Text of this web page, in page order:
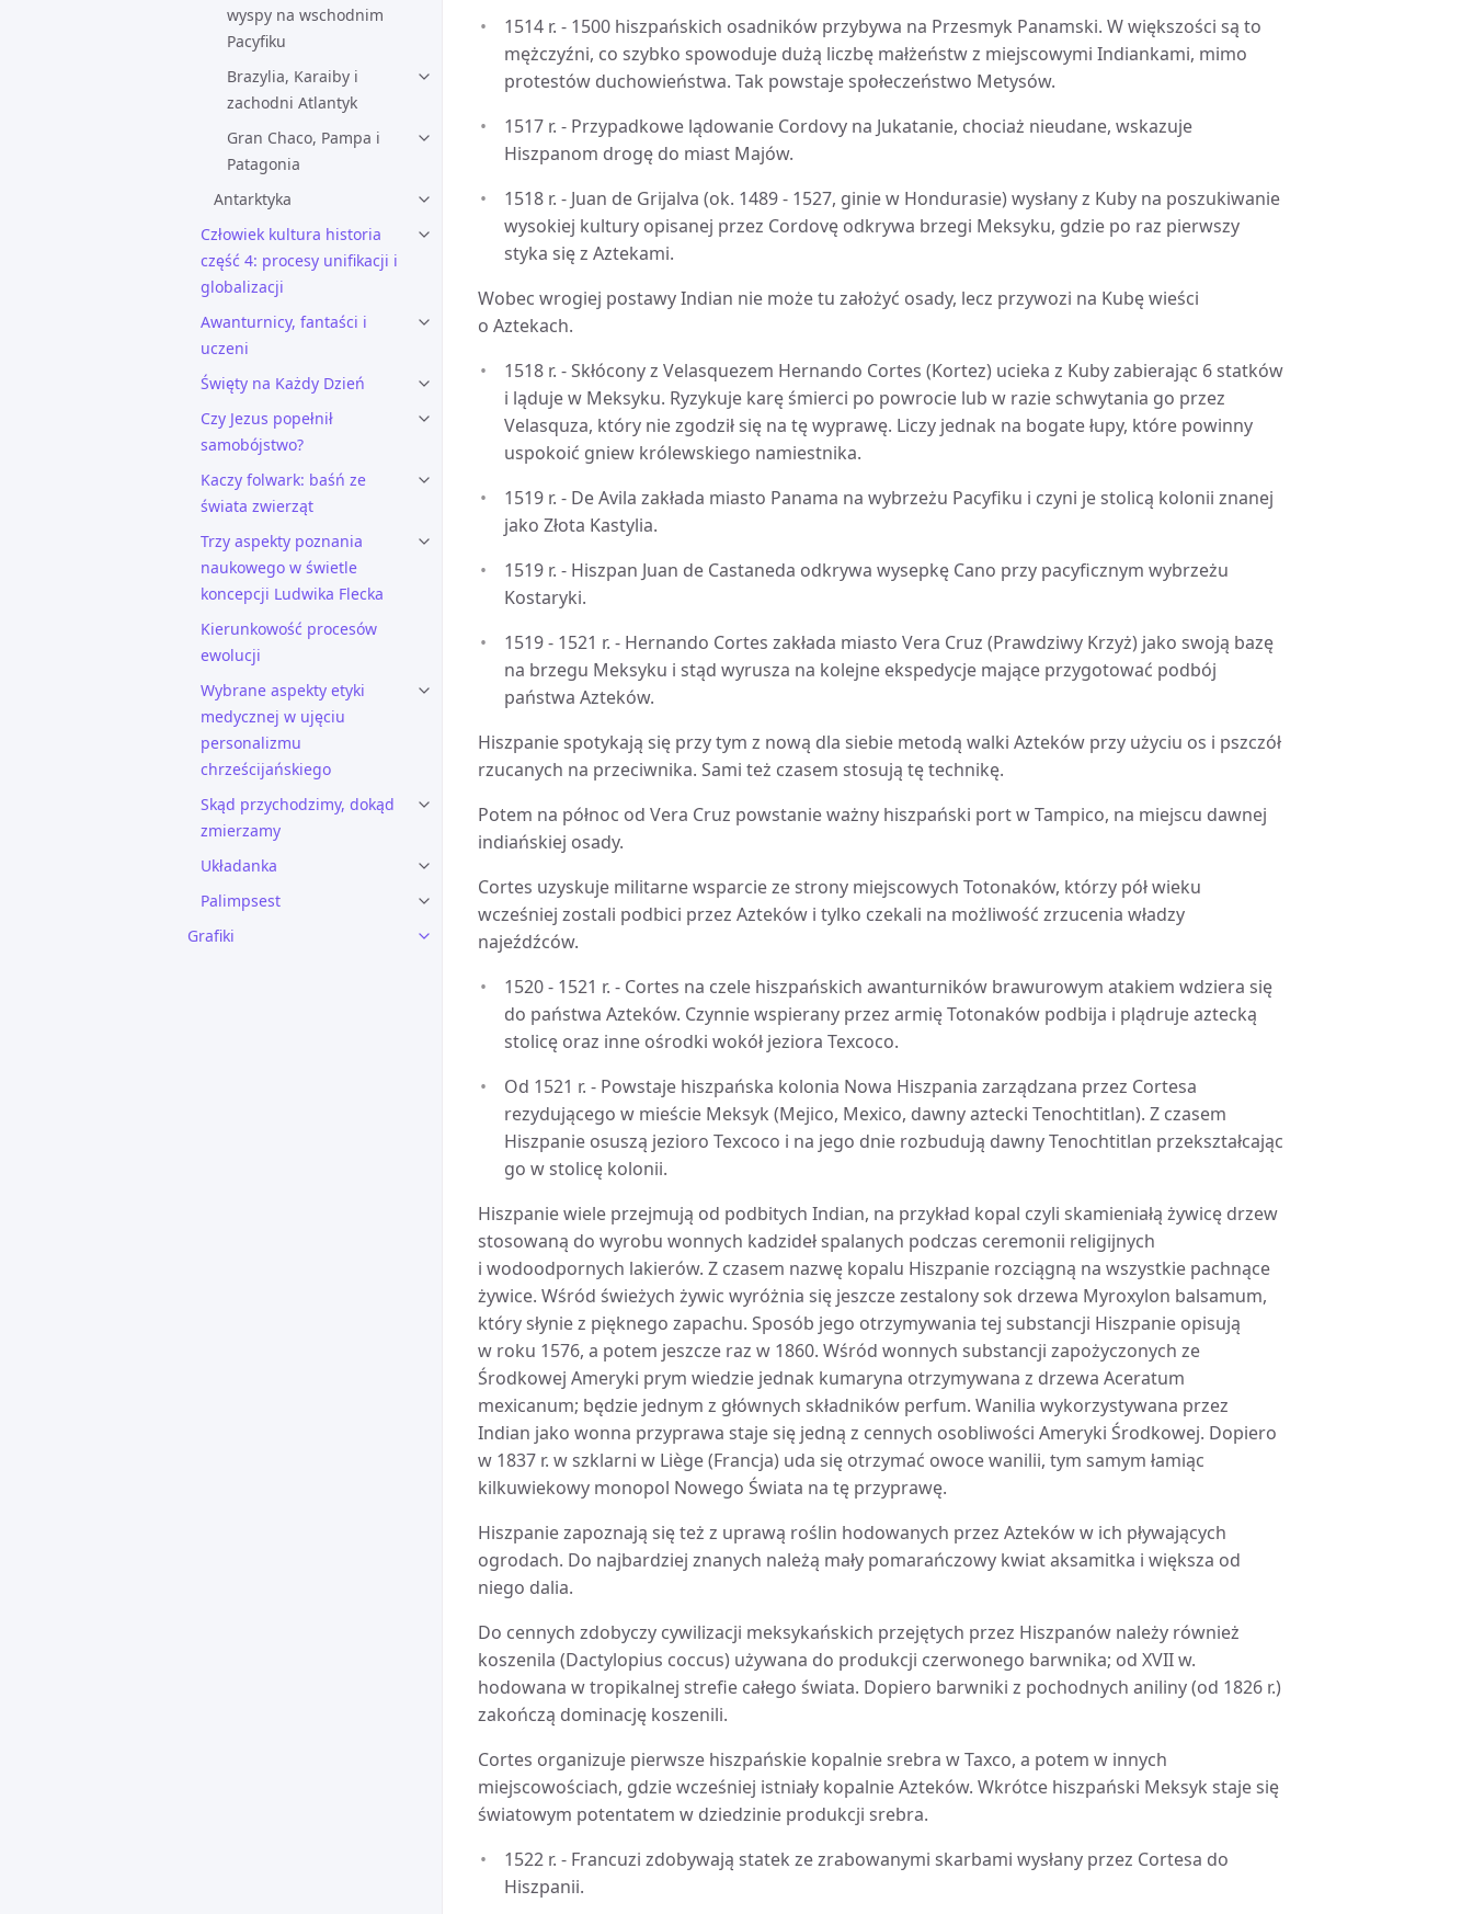
wyspy na wschodnim
Pacyfiku
Brazylia, Karaiby i
zachodni Atlantyk
Gran Chaco, Pampa i
Patagonia
Antarktyka
Człowiek kultura historia
część 4: procesy unifikacji i
globalizacji
Awanturnicy, fantaści i
uczeni
Święty na Każdy Dzień
Czy Jezus popełnił
samobójstwo?
Kaczy folwark: baśń ze
świata zwierząt
Trzy aspekty poznania
naukowego w świetle
koncepcji Ludwika Flecka
Kierunkowość procesów
ewolucji
Wybrane aspekty etyki
medycznej w ujęciu
personalizmu
chrześcijańskiego
Skąd przychodzimy, dokąd
zmierzamy
Układanka
Palimpsest
Grafiki
1514 r. - 1500 hiszpańskich osadników przybywa na Przesmyk Panamski. W większości są to
mężczyźni, co szybko spowoduje dużą liczbę małżeństw z miejscowymi Indiankami, mimo
protestów duchowieństwa. Tak powstaje społeczeństwo Metysów.
1517 r. - Przypadkowe lądowanie Cordovy na Jukatanie, chociaż nieudane, wskazuje
Hiszpanom drogę do miast Majów.
1518 r. - Juan de Grijalva (ok. 1489 - 1527, ginie w Hondurasie) wysłany z Kuby na poszukiwanie
wysokiej kultury opisanej przez Cordovę odkrywa brzegi Meksyku, gdzie po raz pierwszy
styka się z Aztekami.
Wobec wrogiej postawy Indian nie może tu założyć osady, lecz przywozi na Kubę wieści
o Aztekach.
1518 r. - Skłócony z Velasquezem Hernando Cortes (Kortez) ucieka z Kuby zabierając 6 statków
i ląduje w Meksyku. Ryzykuje karę śmierci po powrocie lub w razie schwytania go przez
Velasquza, który nie zgodził się na tę wyprawę. Liczy jednak na bogate łupy, które powinny
uspokoić gniew królewskiego namiestnika.
1519 r. - De Avila zakłada miasto Panama na wybrzeżu Pacyfiku i czyni je stolicą kolonii znanej
jako Złota Kastylia.
1519 r. - Hiszpan Juan de Castaneda odkrywa wysepkę Cano przy pacyficznym wybrzeżu
Kostaryki.
1519 - 1521 r. - Hernando Cortes zakłada miasto Vera Cruz (Prawdziwy Krzyż) jako swoją bazę
na brzegu Meksyku i stąd wyrusza na kolejne ekspedycje mające przygotować podbój
państwa Azteków.
Hiszpanie spotykają się przy tym z nową dla siebie metodą walki Azteków przy użyciu os i pszczół
rzucanych na przeciwnika. Sami też czasem stosują tę technikę.
Potem na północ od Vera Cruz powstanie ważny hiszpański port w Tampico, na miejscu dawnej
indiańskiej osady.
Cortes uzyskuje militarne wsparcie ze strony miejscowych Totonaków, którzy pół wieku
wcześniej zostali podbici przez Azteków i tylko czekali na możliwość zrzucenia władzy
najeźdźców.
1520 - 1521 r. - Cortes na czele hiszpańskich awanturników brawurowym atakiem wdziera się
do państwa Azteków. Czynnie wspierany przez armię Totonaków podbija i plądruje aztecką
stolicę oraz inne ośrodki wokół jeziora Texcoco.
Od 1521 r. - Powstaje hiszpańska kolonia Nowa Hiszpania zarządzana przez Cortesa
rezydującego w mieście Meksyk (Mejico, Mexico, dawny aztecki Tenochtitlan). Z czasem
Hiszpanie osuszą jezioro Texcoco i na jego dnie rozbudują dawny Tenochtitlan przekształcając
go w stolicę kolonii.
Hiszpanie wiele przejmują od podbitych Indian, na przykład kopal czyli skamieniałą żywicę drzew
stosowaną do wyrobu wonnych kadzideł spalanych podczas ceremonii religijnych
i wodoodpornych lakierów. Z czasem nazwę kopalu Hiszpanie rozciągną na wszystkie pachnące
żywice. Wśród świeżych żywic wyróżnia się jeszcze zestalony sok drzewa Myroxylon balsamum,
który słynie z pięknego zapachu. Sposób jego otrzymywania tej substancji Hiszpanie opisują
w roku 1576, a potem jeszcze raz w 1860. Wśród wonnych substancji zapożyczonych ze
Środkowej Ameryki prym wiedzie jednak kumaryna otrzymywana z drzewa Aceratum
mexicanum; będzie jednym z głównych składników perfum. Wanilia wykorzystywana przez
Indian jako wonna przyprawa staje się jedną z cennych osobliwości Ameryki Środkowej. Dopiero
w 1837 r. w szklarni w Liège (Francja) uda się otrzymać owoce wanilii, tym samym łamiąc
kilkuwiekowy monopol Nowego Świata na tę przyprawę.
Hiszpanie zapoznają się też z uprawą roślin hodowanych przez Azteków w ich pływających
ogrodach. Do najbardziej znanych należą mały pomarańczowy kwiat aksamitka i większa od
niego dalia.
Do cennych zdobyczy cywilizacji meksykańskich przejętych przez Hiszpanów należy również
koszenila (Dactylopius coccus) używana do produkcji czerwonego barwnika; od XVII w.
hodowana w tropikalnej strefie całego świata. Dopiero barwniki z pochodnych aniliny (od 1826 r.)
zakończą dominację koszenili.
Cortes organizuje pierwsze hiszpańskie kopalnie srebra w Taxco, a potem w innych
miejscowościach, gdzie wcześniej istniały kopalnie Azteków. Wkrótce hiszpański Meksyk staje się
światowym potentatem w dziedzinie produkcji srebra.
1522 r. - Francuzi zdobywają statek ze zrabowanymi skarbami wysłany przez Cortesa do
Hiszpanii.